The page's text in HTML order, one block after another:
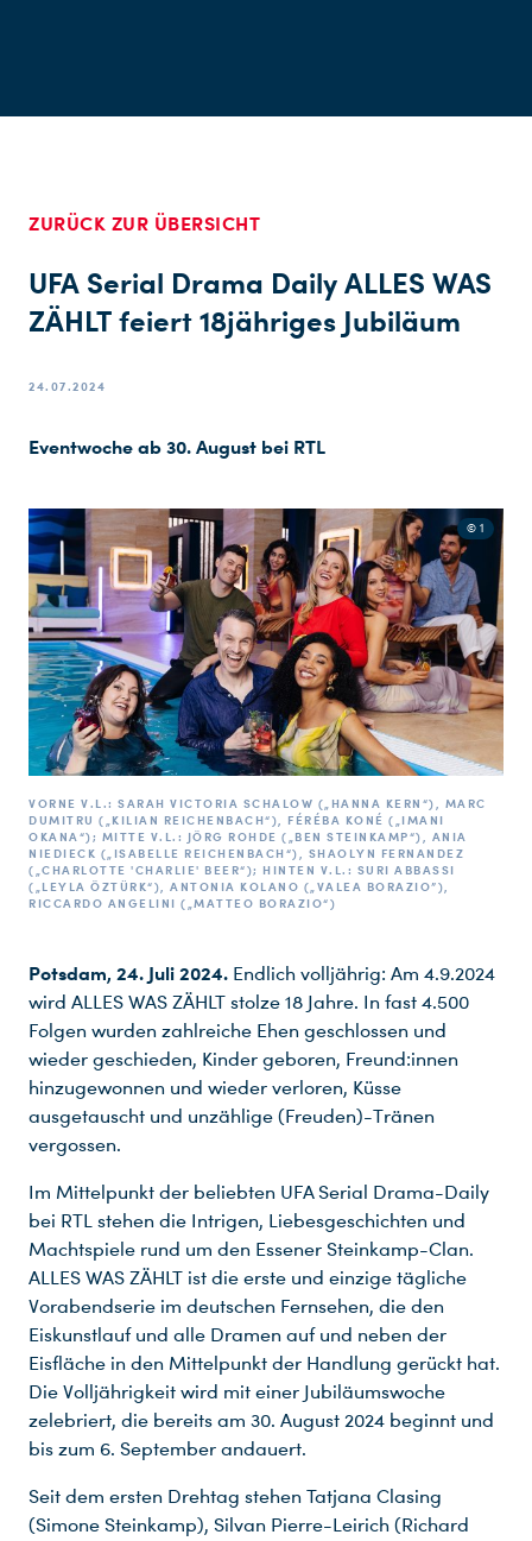
ZURÜCK ZUR ÜBERSICHT
UFA Serial Drama Daily ALLES WAS
ZÄHLT feiert 18jähriges Jubiläum
24.07.2024
Eventwoche ab 30. August bei RTL
© 1
VORNE V.L.: SARAH VICTORIA SCHALOW („HANNA KERN“), MARC
DUMITRU („KILIAN REICHENBACH“), FÉRÉBA KONÉ („IMANI
OKANA“); MITTE V.L.: JÖRG ROHDE („BEN STEINKAMP“), ANIA
NIEDIECK („ISABELLE REICHENBACH“), SHAOLYN FERNANDEZ
(„CHARLOTTE 'CHARLIE' BEER“); HINTEN V.L.: SURI ABBASSI
(„LEYLA ÖZTÜRK“), ANTONIA KOLANO („VALEA BORAZIO”),
RICCARDO ANGELINI („MATTEO BORAZIO“)
Potsdam, 24. Juli 2024. Endlich volljährig: Am 4.9.2024
wird ALLES WAS ZÄHLT stolze 18 Jahre. In fast 4.500
Folgen wurden zahlreiche Ehen geschlossen und
wieder geschieden, Kinder geboren, Freund:innen
hinzugewonnen und wieder verloren, Küsse
ausgetauscht und unzählige (Freuden)-Tränen
vergossen.
Im Mittelpunkt der beliebten UFA Serial Drama-Daily
bei RTL stehen die Intrigen, Liebesgeschichten und
Machtspiele rund um den Essener Steinkamp-Clan.
ALLES WAS ZÄHLT ist die erste und einzige tägliche
Vorabendserie im deutschen Fernsehen, die den
Eiskunstlauf und alle Dramen auf und neben der
Eisfläche in den Mittelpunkt der Handlung gerückt hat.
Die Volljährigkeit wird mit einer Jubiläumswoche
zelebriert, die bereits am 30. August 2024 beginnt und
bis zum 6. September andauert.
Seit dem ersten Drehtag stehen Tatjana Clasing
(Simone Steinkamp), Silvan Pierre-Leirich (Richard